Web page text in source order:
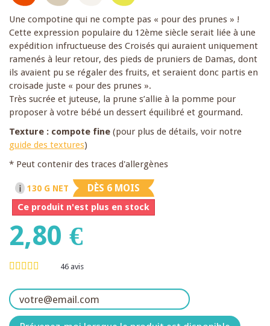
Une compotine qui ne compte pas « pour des prunes » !
Cette expression populaire du 12ème siècle serait liée à une
expédition infructueuse des Croisés qui auraient uniquement
ramenés à leur retour, des pieds de pruniers de Damas, dont
ils avaient pu se régaler des fruits, et seraient donc partis en
croisade juste « pour des prunes ».
Très sucrée et juteuse, la prune s’allie à la pomme pour
proposer à votre bébé un dessert équilibré et gourmand.
Texture : compote fine (pour plus de détails, voir notre
guide des textures)
* Peut contenir des traces d'allergènes
130 G NET DÈS 6 MOIS
Ce produit n'est plus en stock
2,80 €
46 avis